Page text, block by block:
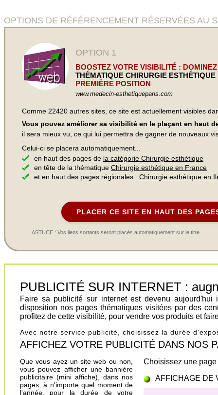
OPTIONS DE RÉFÉRENCEMENT RÉSERVÉES AU
OPTION 1
BOOSTEZ VOTRE VISIBILITÉ :
THÉMATIQUE CHIRURGIE ESTHÉTIQUE
PREMIÈRE POSITION
www.medecin-esthetiqueparis.com
Comme 22420 autres sites, ce site est actuellement visibles
Vous pouvez améliorer sa visibilité en le plaçant en haut
il sera mieux vu, ce qui lui permettra de gagner de nouveaux
Celui-ci se placera automatiquement...
en haut des pages de la catégorie Chirurgie esthétique
en tête de la thématique Chirurgie esthétique en France
et en haut des pages régionales : Chirurgie esthétique en
PLACER CE SITE EN HAUT DES
ASTUCE : Vos liens sortants seront placés automatiquement sur le titre...
PUBLICITÉ SUR INTERNET :
Faire sa publicité sur internet est devenu
disposition nos pages thématiques visitées par des
profitez de cette visibilité, pour vendre vos produits et
Avec notre service publicité, choisissez la durée
AFFICHEZ VOTRE PUBLICITÉ DANS NOS
Que vous ayez un site web ou non,
vous pouvez afficher une bannière
publicitaire (mini affiche), dans nos
pages, à n'importe quel moment de
l'année, pour la durée de votre
Choisissez une
AFFICHAGE DE